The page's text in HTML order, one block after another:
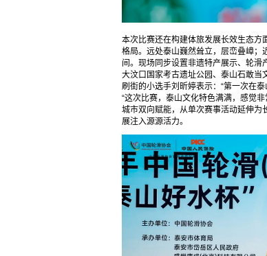
本次比赛还在构建体旅发展长效生态方
格局。远处泰山巍然耸立，层峦叠嶂；
间。现场同步设置非遗特产展示、轮滑
大汶口国家考古遗址公园、泰山石敢当
刷街的小选手刘昕婷表示：“第一次在
“这次比赛，泰山文化特色满满，感觉
城市双向赋能，从单次赛事活动延伸为
展注入源源活力。